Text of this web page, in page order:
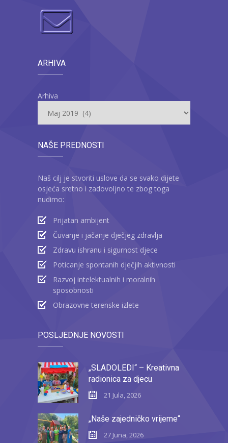
ARHIVA
Arhiva
NAŠE PREDNOSTI
Naš cilj je stvoriti uslove da se svako dijete
osjeća sretno i zadovoljno te zbog toga
nudimo:
Prijatan ambijent
Čuvanje i jačanje dječjeg zdravlja
Zdravu ishranu i sigurnost djece
Poticanje spontanih dječjih aktivnosti
Razvoj intelektualnih i moralnih
sposobnosti
Obrazovne terenske izlete
POSLJEDNJE NOVOSTI
„SLADOLEDI“ – Kreativna
radionica za djecu
21 Jula, 2026
„Naše zajedničko vrijeme“
27 Juna, 2026